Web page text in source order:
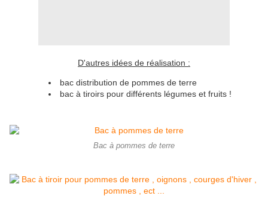
D'autres idées de réalisation :
bac distribution de pommes de terre
bac à tiroirs pour différents légumes et fruits !
Bac à pommes de terre